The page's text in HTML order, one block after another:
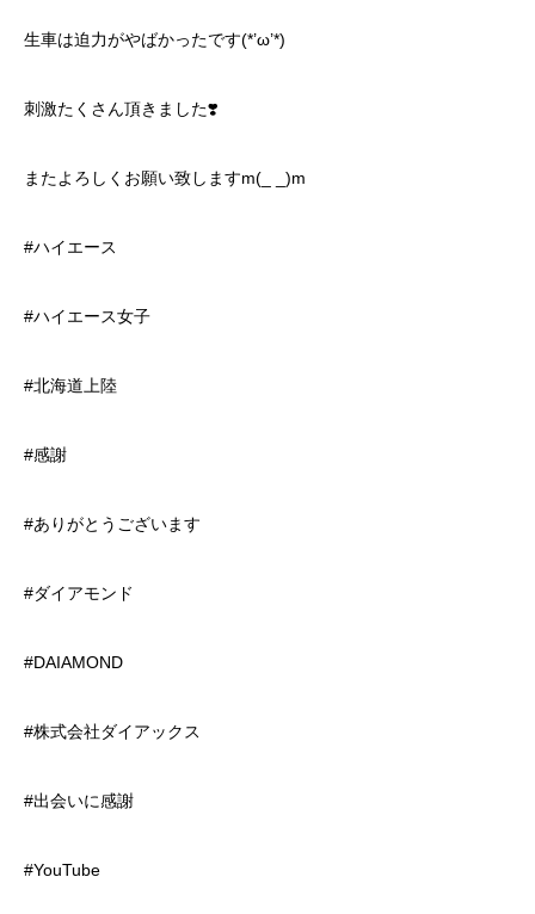
生車は迫力がやばかったです(*’ω’*)
刺激たくさん頂きました❣️
またよろしくお願い致しますm(_ _)m
#ハイエース
#ハイエース女子
#北海道上陸
#感謝
#ありがとうございます
#ダイアモンド
#DAIAMOND
#株式会社ダイアックス
#出会いに感謝
#YouTube